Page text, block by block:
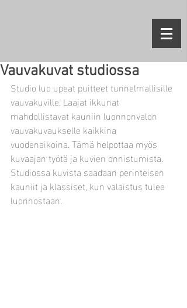
Vauvakuvat studiossa
Studio luo upeat puitteet tunnelmallisille
vauvakuville. Laajat ikkunat
mahdollistavat kauniin luonnonvalon
vauvakuvaukselle kaikkina
vuodenaikoina. Tämä helpottaa myös
kuvaajan työtä ja kuvien onnistumista.
Studiossa kuvista saadaan perinteisen
kauniit ja klassiset, kun valaistus tulee
luonnostaan.